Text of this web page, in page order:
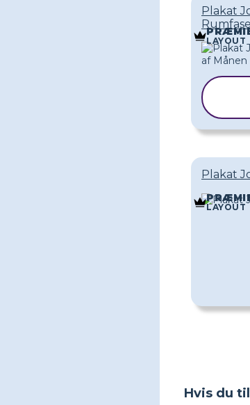
Plakat
LAYOUT
Plakat
LAYOUT
Hvis du